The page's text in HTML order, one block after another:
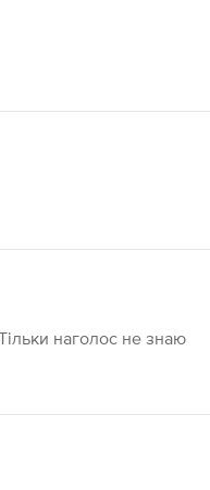
наголос не знаю